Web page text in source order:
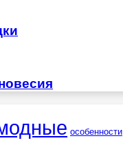
особенности